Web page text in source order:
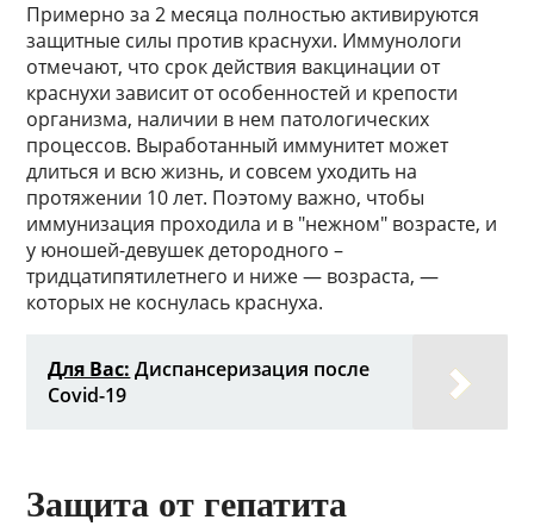
Примерно за 2 месяца полностью активируются
защитные силы против краснухи. Иммунологи
отмечают, что срок действия вакцинации от
краснухи зависит от особенностей и крепости
организма, наличии в нем патологических
процессов. Выработанный иммунитет может
длиться и всю жизнь, и совсем уходить на
протяжении 10 лет. Поэтому важно, чтобы
иммунизация проходила и в "нежном" возрасте, и
у юношей-девушек детородного –
тридцатипятилетнего и ниже — возраста, —
которых не коснулась краснуха.
Для Вас: Диспансеризация после
Covid-19
Защита от гепатита